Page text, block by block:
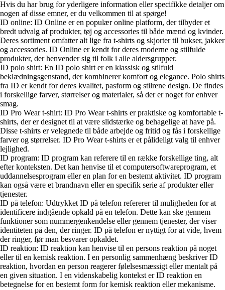
Hvis du har brug for yderligere information eller specifikke detaljer om
nogen af disse emner, er du velkommen til at spørge!
ID online: ID Online er en populær online platform, der tilbyder et
bredt udvalg af produkter, tøj og accessories til både mænd og kvinder.
Deres sortiment omfatter alt lige fra t-shirts og skjorter til bukser, jakker
og accessories. ID Online er kendt for deres moderne og stilfulde
produkter, der henvender sig til folk i alle aldersgrupper.
ID polo shirt: En ID polo shirt er en klassisk og stilfuld
beklædningsgenstand, der kombinerer komfort og elegance. Polo shirts
fra ID er kendt for deres kvalitet, pasform og stilrene design. De findes
i forskellige farver, størrelser og materialer, så der er noget for enhver
smag.
ID Pro Wear t-shirt: ID Pro Wear t-shirts er praktiske og komfortable t-
shirts, der er designet til at være slidstærke og behagelige at have på.
Disse t-shirts er velegnede til både arbejde og fritid og fås i forskellige
farver og størrelser. ID Pro Wear t-shirts er et pålideligt valg til enhver
lejlighed.
ID program: ID program kan referere til en række forskellige ting, alt
efter konteksten. Det kan henvise til et computersoftwareprogram, et
uddannelsesprogram eller en plan for en bestemt aktivitet. ID program
kan også være et brandnavn eller en specifik serie af produkter eller
tjenester.
ID på telefon: Udtrykket ID på telefon refererer til muligheden for at
identificere indgående opkald på en telefon. Dette kan ske gennem
funktioner som nummergenkendelse eller gennem tjenester, der viser
identiteten på den, der ringer. ID på telefon er nyttigt for at vide, hvem
der ringer, før man besvarer opkaldet.
ID reaktion: ID reaktion kan henvise til en persons reaktion på noget
eller til en kemisk reaktion. I en personlig sammenhæng beskriver ID
reaktion, hvordan en person reagerer følelsesmæssigt eller mentalt på
en given situation. I en videnskabelig kontekst er ID reaktion en
betegnelse for en bestemt form for kemisk reaktion eller mekanisme.